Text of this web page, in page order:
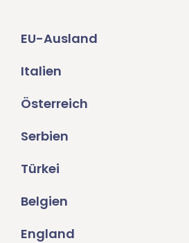
EU-Ausland
Italien
Österreich
Serbien
Türkei
Belgien
England